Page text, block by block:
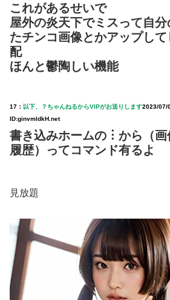
これがあるせいで
屋外の炎天下でミスって自
たチンコ画像とかアップし
配
ほんと鬱陶しい機能
17： 以下、？ちゃんねるからVIPがお送りします2023/07/
ID:ginvmldkH.net
書き込みホームの︙から（
履歴）ってコマンド有るよ
見放題